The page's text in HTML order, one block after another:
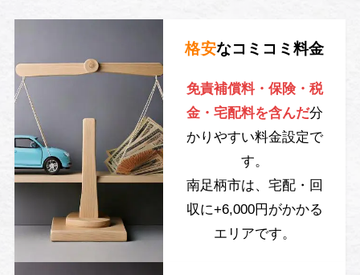
格安なコミコミ料金
免責補償料・保険・税
金・宅配料を含んだ分
かりやすい料金設定で
す。
南足柄市は、宅配・回
収に+6,000円がかかる
エリアです。